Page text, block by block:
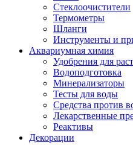
Стеклоочистители
Термометры
Шланги
Инструменты и
Аквариумная химия
Удобрения для
Водоподготовка
Минерализаторы
Тесты для воды
Средства против
Лекарственные
Реактивы
Декорации